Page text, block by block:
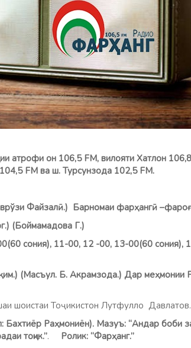
атрофи он 106,5 FM, вилояти Хатлон
FM ва ш. Турсунзода 102,5 FM.
Файзалӣ.) Барномаи фарҳангӣ
(Боймамадова Г.)
сония), 11-00, 12 -00, 13-00(60 сония),
(Масъул. Б. Акрамзода.) Дар меҳмонии
шоистаи Тоҷикистон Лутфулло Давлатов.
Бахтиёр Раҳмониён). Мазуъ: “Андар боби
тоҷик.”.
Ролик: “Фарҳанг.”